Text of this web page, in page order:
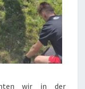
wir in der